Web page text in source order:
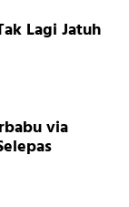
Lagi Jatuh
via